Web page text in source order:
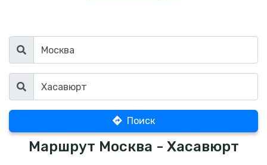
Поиск
Маршрут Москва - Хасавюрт